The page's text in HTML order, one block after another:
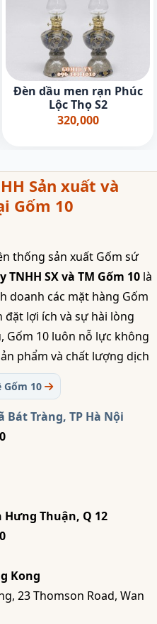
Đèn dầu men rạn Phúc
Lộc Thọ S2
320,000
Sản xuất và
Gốm 10
thống sản xuất Gốm sứ
TNHH SX và TM Gốm 10 là
doanh các mặt hàng Gốm
đặt lợi ích và sự hài lòng
Gốm 10 luôn nỗ lực không
phẩm và chất lượng dịch
10
Bát Tràng, TP Hà Nội
Hưng Thuận, Q 12
Kong
23 Thomson Road, Wan